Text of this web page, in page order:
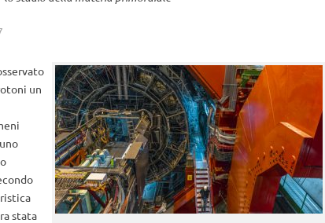
un
stata